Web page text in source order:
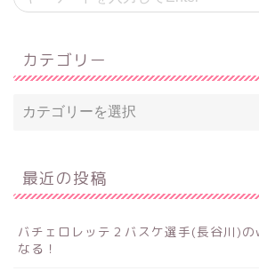
カテゴリー
最近の投稿
バチェロレッテ２バスケ選手(長谷川)
なる！